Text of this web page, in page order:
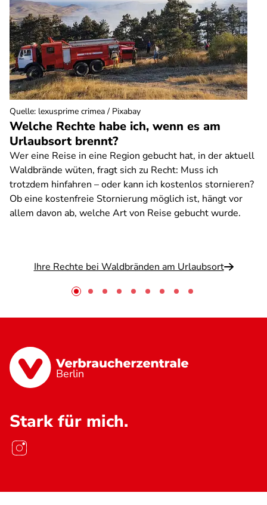
Welche Rechte habe ich, wenn es am
Urlaubsort brennt?
Wer eine Reise in eine Region gebucht hat, in der aktuell
Waldbrände wüten, fragt sich zu Recht: Muss ich
trotzdem hinfahren – oder kann ich kostenlos stornieren?
Ob eine kostenfreie Stornierung möglich ist, hängt vor
allem davon ab, welche Art von Reise gebucht wurde.
Ihre Rechte bei Waldbränden am Urlaubsort
Quelle: lexusprime crimea / Pixabay
Berlin
Stark für mich.